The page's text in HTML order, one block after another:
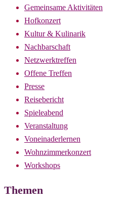
Gemeinsame Aktivitäten
Hofkonzert
Kultur & Kulinarik
Nachbarschaft
Netzwerktreffen
Offene Treffen
Presse
Reisebericht
Spieleabend
Veranstaltung
Voneinaderlernen
Wohnzimmerkonzert
Workshops
Themen